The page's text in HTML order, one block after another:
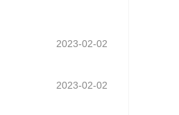
2023-02-02
2023-02-02